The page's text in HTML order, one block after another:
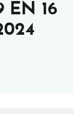
EN 16